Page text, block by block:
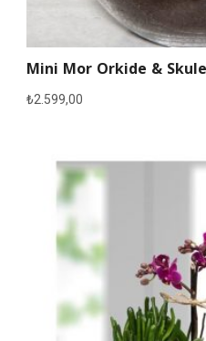
Mini Mor Orkide &
₺2.599,00